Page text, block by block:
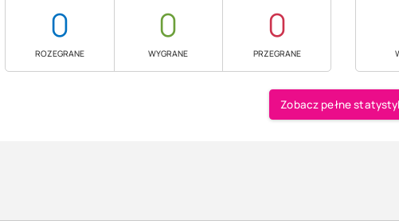
0
ROZEGRANE
0
WYGRANE
0
PRZEGRANE
Zobacz pełne